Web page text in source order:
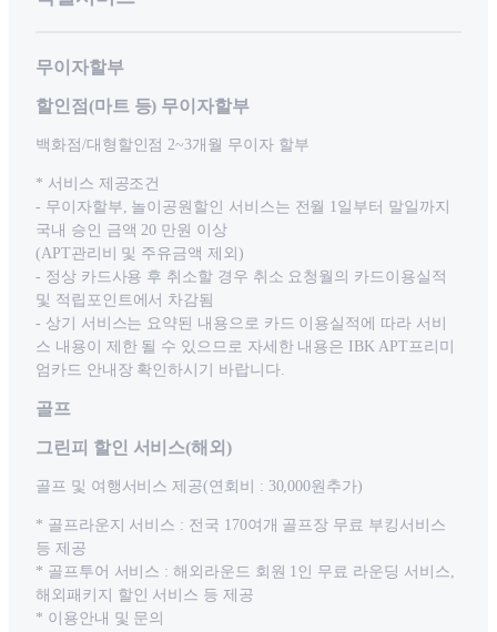
무이자할부
할인점(마트 등) 무이자할부
백화점/대형할인점 2~3개월 무이자 할부
* 서비스 제공조건
- 무이자할부, 놀이공원할인 서비스는 전월 1일부터 말일까지
국내 승인 금액 20 만원 이상
(APT관리비 및 주유금액 제외)
- 정상 카드사용 후 취소할 경우 취소 요청월의 카드이용실적
및 적립포인트에서 차감됨
- 상기 서비스는 요약된 내용으로 카드 이용실적에 따라 서비
스 내용이 제한 될 수 있으므로 자세한 내용은 IBK APT프리미
엄카드 안내장 확인하시기 바랍니다.
골프
그린피 할인 서비스(해외)
골프 및 여행서비스 제공(연회비 : 30,000원추가)
* 골프라운지 서비스 : 전국 170여개 골프장 무료 부킹서비스
등 제공
* 골프투어 서비스 : 해외라운드 회원 1인 무료 라운딩 서비스,
해외패키지 할인 서비스 등 제공
* 이용안내 및 문의